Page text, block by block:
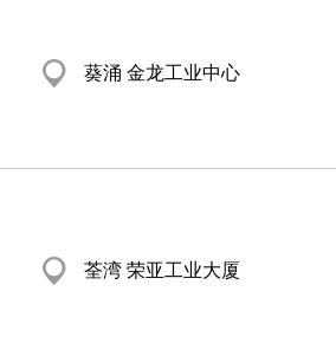
葵涌 金龙工业中心
荃湾 荣亚工业大厦